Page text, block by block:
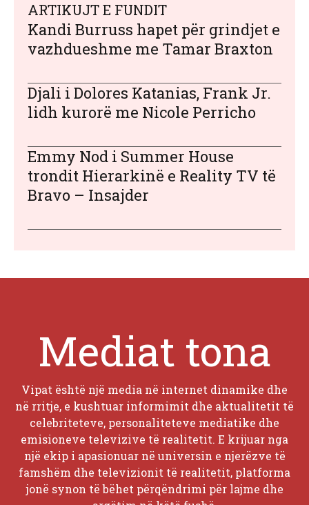
ARTIKUJT E FUNDIT
Kandi Burruss hapet për grindjet e
vazhdueshme me Tamar Braxton
Djali i Dolores Katanias, Frank Jr.
lidh kurorë me Nicole Perricho
Emmy Nod i Summer House
trondit Hierarkinë e Reality TV të
Bravo – Insajder
Mediat tona
Vipat është një media në internet dinamike dhe
në rritje, e kushtuar informimit dhe aktualitetit të
celebriteteve, personaliteteve mediatike dhe
emisioneve televizive të realitetit. E krijuar nga
një ekip i apasionuar në universin e njerëzve të
famshëm dhe televizionit të realitetit, platforma
jonë synon të bëhet përqëndrimi për lajme dhe